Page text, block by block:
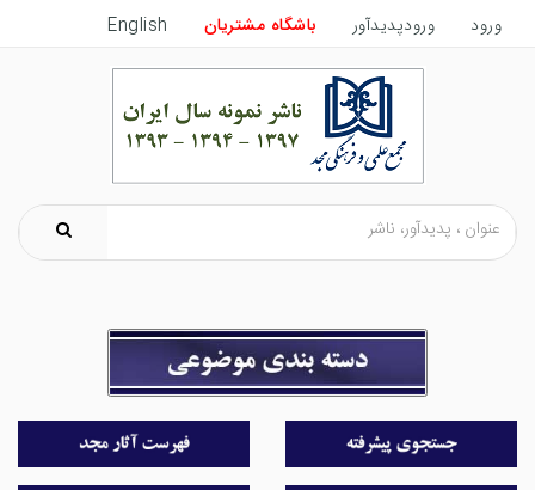
ورود ورودپدیدآور باشگاه مشتریان English